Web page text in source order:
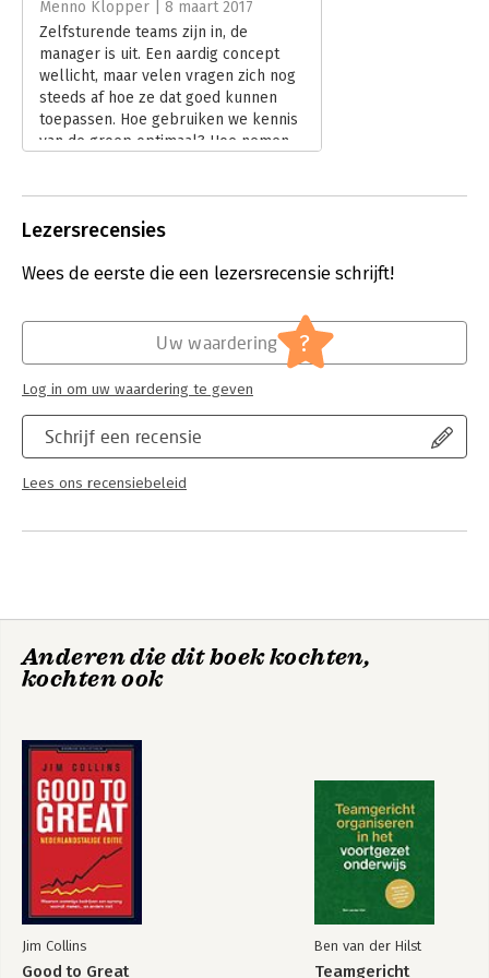
Menno Klopper | 8 maart 2017
Zelfsturende teams zijn in, de
manager is uit. Een aardig concept
wellicht, maar velen vragen zich nog
steeds af hoe ze dat goed kunnen
toepassen. Hoe gebruiken we kennis
van de groep optimaal? Hoe nemen
Lezersrecensies
Wees de eerste die een lezersrecensie schrijft!
Schrijf een recensie
Lees ons recensiebeleid
Uw waardering ?
Log in om uw waardering te geven
Anderen die dit boek kochten,
kochten ook
Jim Collins
Good to Great
Ben van der Hilst
Teamgericht